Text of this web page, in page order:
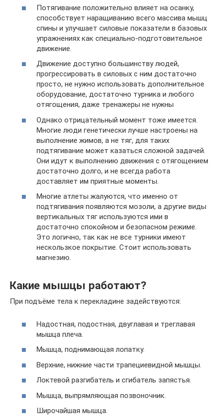
Потягивание положительно влияет на осанку,
способствует наращиванию всего массива мышц
спины и улучшает силовые показатели в базовых
упражнениях как специально-подготовительное
движение.
Движение доступно большинству людей,
прогрессировать в силовых с ним достаточно
просто, не нужно использовать дополнительное
оборудование, достаточно турника и любого
отягощения, даже тренажеры не нужны
Однако отрицательный момент тоже имеется.
Многие люди генетически лучше настроены на
выполнение жимов, а не тяг, для таких
подтягивание может казаться сложной задачей.
Они идут к выполнению движения с отягощением
достаточно долго, и не всегда работа
доставляет им приятные моменты.
Многие атлеты жалуются, что именно от
подтягивания появляются мозоли, а другие виды
вертикальных тяг используются ими в
достаточно спокойном и безопасном режиме.
Это логично, так как не все турники имеют
нескользкое покрытие. Стоит использовать
магнезию.
Какие мышцы работают?
При подъёме тела к перекладине задействуются:
Надостная, подостная, двуглавая и треглавая
мышца плеча.
Мышца, поднимающая лопатку.
Верхние, нижние части трапециевидной мышцы.
Локтевой разгибатель и сгибатель запястья.
Мышца, выпрямляющая позвоночник.
Широчайшая мышца.